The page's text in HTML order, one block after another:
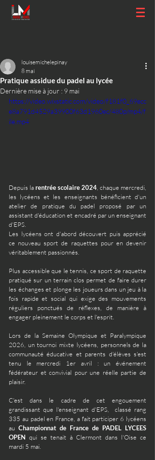
Pratique assidue du padel au lycée
louisemichelepinay
8 mai
Dernière mise à jour : 9 mai
https://video.wixstatic.com/video/f181f0_69ecc
e8a791d4529a39900f63d1960ec/480p/mp4/f
ile.mp4
Depuis la rentrée scolaire 2024 , chaque mercredi,
les lycéens et les enseignants bénéficient d'un
atelier de pratique du padel proposé par un
assistant d'éducation et encadré par un enseignant
d'EPS.
Les lycéens ont d'abord découvert puis apprécié
ce nouveau sport de raquettes pour en devenir
véritablement passionnés.
Plus accessible que le tennis, ce sport de raquette
pratiqué sur un terrain clos permet de faire durer
les échanges et plonge les joueurs dans un jeu à la
fois rapide et social qui exige des mouvements
réguliers ponctués de réflexes, de manière à
engager pleinement le corps et l'esprit.
Lors de la Semaine Olympique et Paralympique
2026, un tournoi mixte lycéens, personnels de la
communauté éducative et parents d'élèves s'est
tenu le mercredi 1er avril : un événement
fédérateur et convivial pour une réelle partie de
plaisir.
C'est dans le cadre de cet engouement
grandissant que l'enseignant d'EPS,  classé rang
335 au padel en France, a fait participer 6 lycéens
au Championnat de France de PADEL LYCEES
OPEN qui se tenait à Clermont dans l'Oise ce
mardi 5 mai.